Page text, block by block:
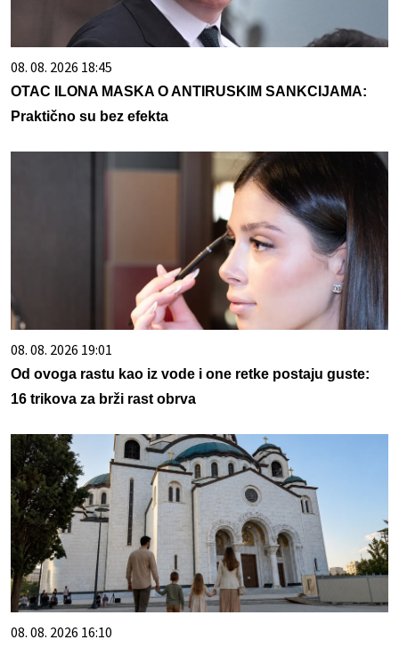
08. 08. 2026 18:45
OTAC ILONA MASKA O ANTIRUSKIM SANKCIJAMA:
Praktično su bez efekta
08. 08. 2026 19:01
Od ovoga rastu kao iz vode i one retke postaju guste:
16 trikova za brži rast obrva
08. 08. 2026 16:10